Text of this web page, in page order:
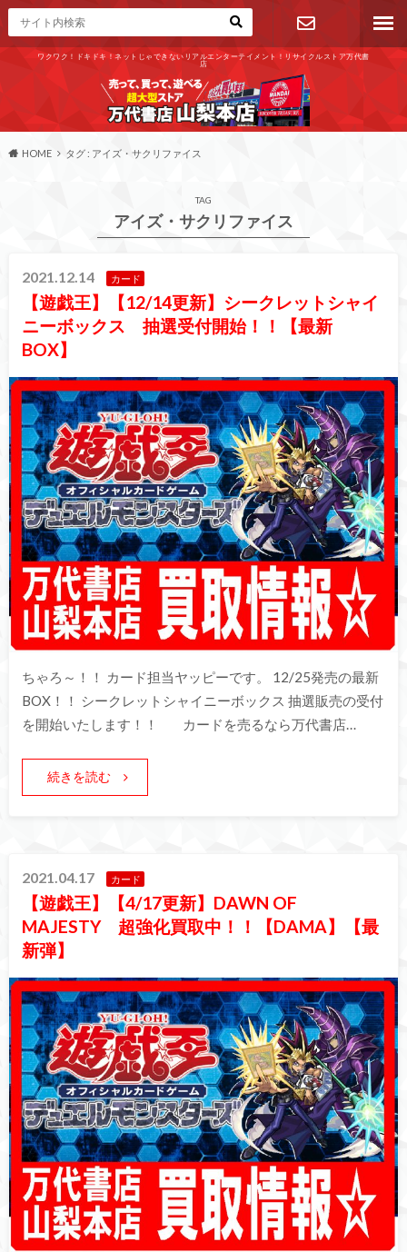
ワクワク！ドキドキ！ネットじゃできないリアルエンターテイメント！リサイクルストア万代書
店
お問い合わ
せ
HOME タグ : アイズ・サクリファイス
TAG
アイズ・サクリファイス
2021.12.14 カード
【遊戯王】【12/14更新】シークレットシャイ
ニーボックス 抽選受付開始！！【最新
BOX】
ちゃろ～！！ カード担当ヤッピーです。 12/25発売の最新
BOX！！ シークレットシャイニーボックス 抽選販売の受付
を開始いたします！！ カードを売るなら万代書店…
続きを読む
2021.04.17 カード
【遊戯王】【4/17更新】DAWN OF
MAJESTY 超強化買取中！！【DAMA】【最
新弾】